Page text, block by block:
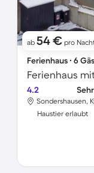
ab 54 € pro
Ferienhaus ∙ 6
4.2
Sondershausen,
Haustier erlaubt